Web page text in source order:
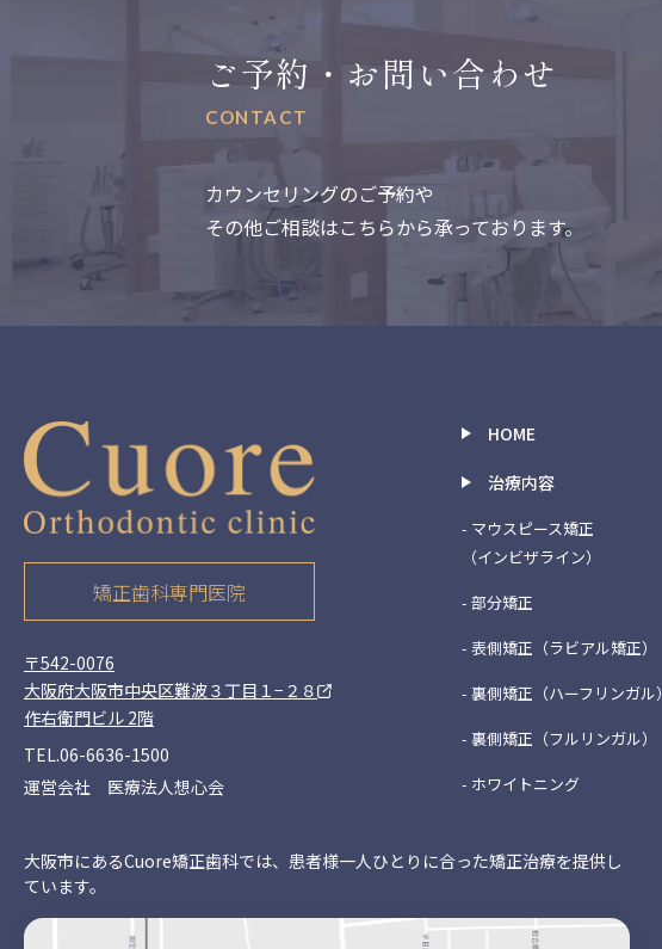
ご予約・お問い合わせ
CONTACT
カウンセリングのご予約や
その他ご相談はこちらから承っております。
矯正歯科専門医院
〒542-0076
大阪府大阪市中央区難波３丁目１−２８
作右衛門ビル 2階
TEL.06-6636-1500
運営会社 医療法人想心会
HOME
治療内容
- マウスピース矯正
（インビザライン）
- 部分矯正
- 表側矯正 （ラビアル矯正）
- 裏側矯正 （ハーフリンガル）
- 裏側矯正 （フルリンガル）
- ホワイトニング
大阪市にあるCuore矯正歯科では、患者様一人ひとりに合った矯正治療を提供し
ています。